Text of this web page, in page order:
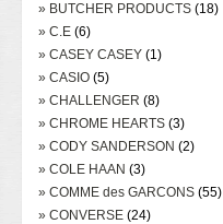
» BUTCHER PRODUCTS (18)
» C.E (6)
» CASEY CASEY (1)
» CASIO (5)
» CHALLENGER (8)
» CHROME HEARTS (3)
» CODY SANDERSON (2)
» COLE HAAN (3)
» COMME des GARCONS (55)
» CONVERSE (24)